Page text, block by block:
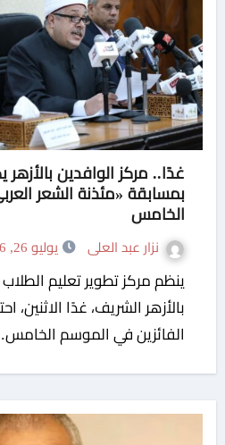
غدًا.. مركز الوافدين بالأزهر
بمسابقة «مئذنة الشعر
الخامس
نزار عبد العلى يوليو 26, 2026
ينظم مركز تطوير تعليم الطلاب الوافدين والأجانب
بالأزهر الشريف، غدًا الاثنين،
الفائزين في الموسم